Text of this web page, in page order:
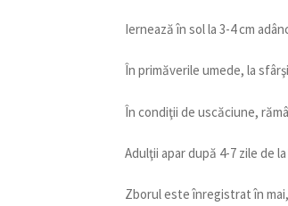
Iernează în sol la 3-4 cm
În primăverile umede, la
În condiţii de uscăciune,
Adulţii apar după 4-7 zile de
Zborul este înregistrat în